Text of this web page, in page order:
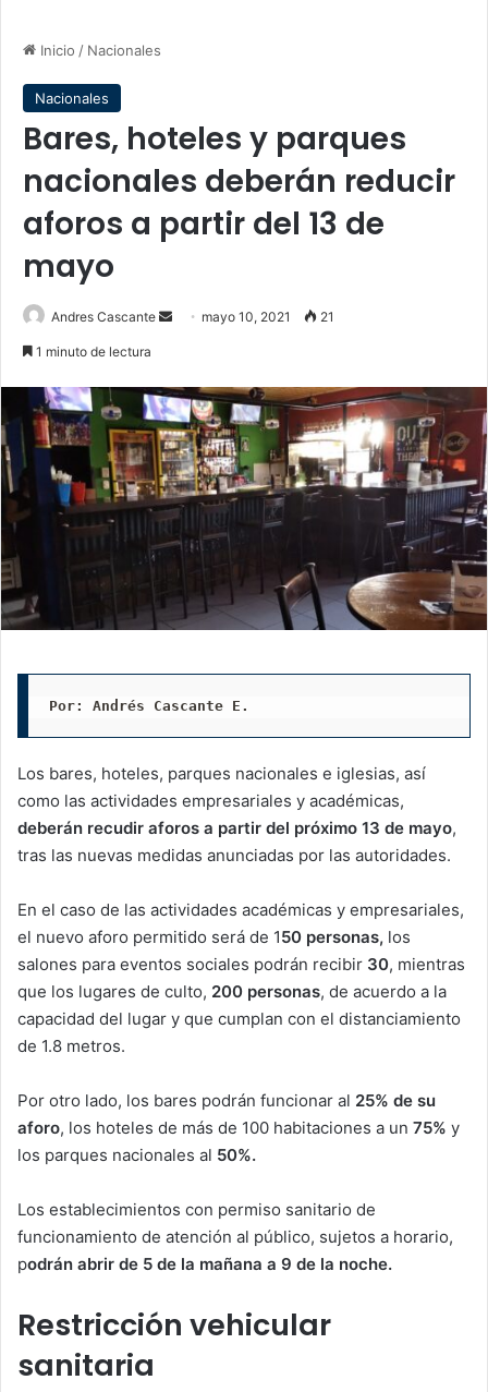
Inicio / Nacionales
Nacionales
Bares, hoteles y parques
nacionales deberán reducir
aforos a partir del 13 de
mayo
Andres Cascante
Send mayo 10, 2021 21
1 minuto de lectura
Por: Andrés Cascante E.
Los bares, hoteles, parques nacionales e iglesias, así
como las actividades empresariales y académicas,
deberán recudir aforos a partir del próximo 13 de mayo,
tras las nuevas medidas anunciadas por las autoridades.
En el caso de las actividades académicas y empresariales,
el nuevo aforo permitido será de 150 personas, los
salones para eventos sociales podrán recibir 30, mientras
que los lugares de culto, 200 personas, de acuerdo a la
capacidad del lugar y que cumplan con el distanciamiento
de 1.8 metros.
Por otro lado, los bares podrán funcionar al 25% de su
aforo, los hoteles de más de 100 habitaciones a un 75% y
los parques nacionales al 50%.
Los establecimientos con permiso sanitario de
funcionamiento de atención al público, sujetos a horario,
podrán abrir de 5 de la mañana a 9 de la noche.
Restricción vehicular
sanitaria